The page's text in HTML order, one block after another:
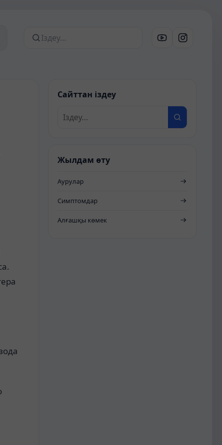
Сайттан іздеу
Сайттан іздеу
Жылдам өту
Аурулар
Симптомдар
Алғашқы көмек